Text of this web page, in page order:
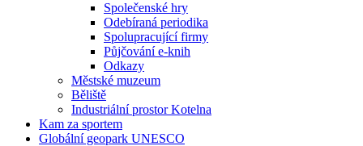
Společenské hry
Odebíraná periodika
Spolupracující firmy
Půjčování e-knih
Odkazy
Městské muzeum
Běliště
Industriální prostor Kotelna
Kam za sportem
Globální geopark UNESCO